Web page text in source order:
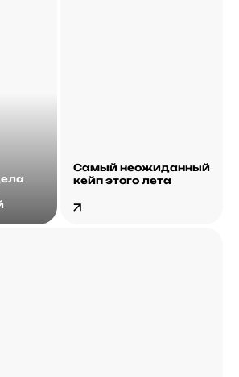
Самый неожиданный
кейп этого лета